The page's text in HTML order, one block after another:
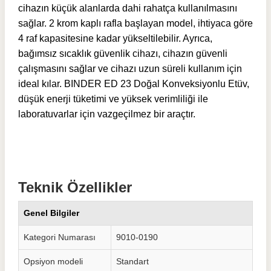
cihazın küçük alanlarda dahi rahatça kullanılmasını
sağlar. 2 krom kaplı rafla başlayan model, ihtiyaca göre
4 raf kapasitesine kadar yükseltilebilir. Ayrıca,
bağımsız sıcaklık güvenlik cihazı, cihazın güvenli
çalışmasını sağlar ve cihazı uzun süreli kullanım için
ideal kılar. BINDER ED 23 Doğal Konveksiyonlu Etüv,
düşük enerji tüketimi ve yüksek verimliliği ile
laboratuvarlar için vazgeçilmez bir araçtır.
Teknik Özellikler
Genel Bilgiler
Kategori Numarası 9010-0190
Opsiyon modeli Standart